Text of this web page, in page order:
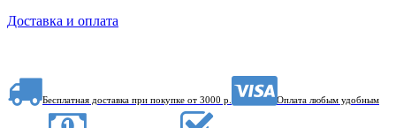
Доставка и оплата
Бесплатная доставка при покупке от 3000 р. Оплата любым удобным